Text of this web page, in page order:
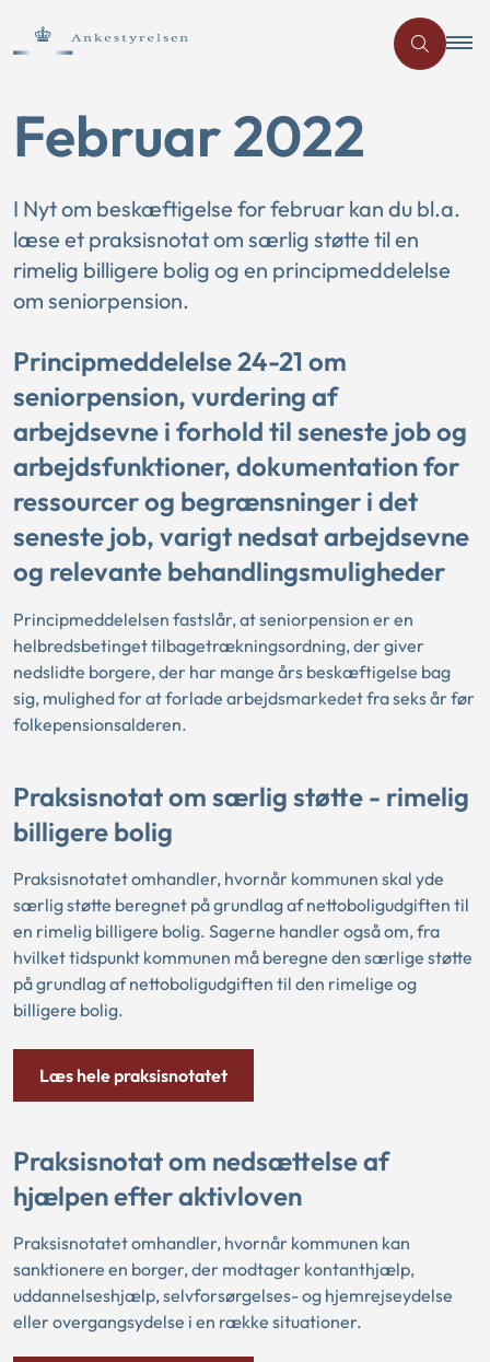
Februar 2022
I Nyt om beskæftigelse for februar kan du bl.a.
læse et praksisnotat om særlig støtte til en
rimelig billigere bolig og en principmeddelelse
om seniorpension.
Principmeddelelse 24-21 om
seniorpension, vurdering af
arbejdsevne i forhold til seneste job og
arbejdsfunktioner, dokumentation for
ressourcer og begrænsninger i det
seneste job, varigt nedsat arbejdsevne
og relevante behandlingsmuligheder
Principmeddelelsen fastslår, at seniorpension er en
helbredsbetinget tilbagetrækningsordning, der giver
nedslidte borgere, der har mange års beskæftigelse bag
sig, mulighed for at forlade arbejdsmarkedet fra seks år før
folkepensionsalderen.
Praksisnotat om særlig støtte - rimelig
billigere bolig
Praksisnotatet omhandler, hvornår kommunen skal yde
særlig støtte beregnet på grundlag af nettoboligudgiften til
en rimelig billigere bolig. Sagerne handler også om, fra
hvilket tidspunkt kommunen må beregne den særlige støtte
på grundlag af nettoboligudgiften til den rimelige og
billigere bolig.
Læs hele praksisnotatet
Praksisnotat om nedsættelse af
hjælpen efter aktivloven
Praksisnotatet omhandler, hvornår kommunen kan
sanktionere en borger, der modtager kontanthjælp,
uddannelseshjælp, selvforsørgelses- og hjemrejseydelse
eller overgangsydelse i en række situationer.